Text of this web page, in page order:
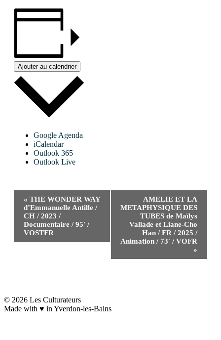
Ajouter au calendrier
Google Agenda
iCalendar
Outlook 365
Outlook Live
Navigation
Évènement
« THE WONDER WAY
d’Emmanuelle Antille /
CH / 2023 /
Documentaire / 95′ /
VOSTFR
AMELIE ET LA
METAPHYSIQUE DES
TUBES de Maïlys
Vallade et Liane-Cho
Han / FR / 2025 /
Animation / 73′ / VOFR
»
© 2026 Les Culturateurs
Made with ♥︎ in Yverdon-les-Bains